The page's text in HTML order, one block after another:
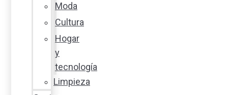
Moda
Cultura
Hogar
y
tecnología
Limpieza